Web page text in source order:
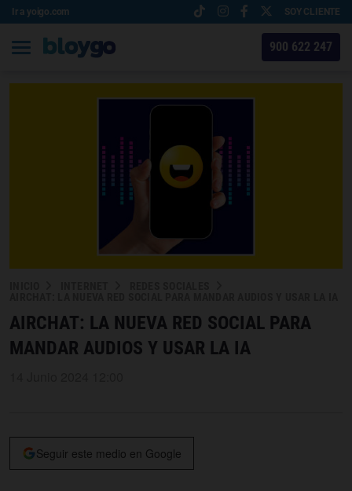
Ir a yoigo.com SOY CLIENTE
900 622 247
AIRCHAT: LA NUEVA RED SOCIAL PARA
MANDAR AUDIOS Y USAR LA IA
Seguir este medio en Google